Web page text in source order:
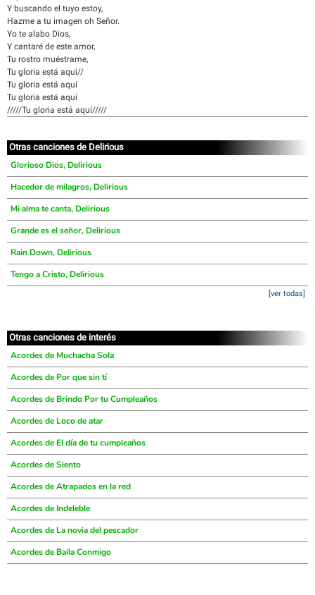
Y buscando el tuyo estoy,
Hazme a tu imagen oh Señor.
Yo te alabo Dios,
Y cantaré de este amor,
Tu rostro muéstrame,
Tu gloria está aquí//
Tu gloria está aquí
Tu gloria está aquí
/////Tu gloria está aquí/////
Otras canciones de Delirious
Glorioso Dios, Delirious
Hacedor de milagros, Delirious
Mi alma te canta, Delirious
Grande es el señor, Delirious
Rain Down, Delirious
Tengo a Cristo, Delirious
[ver todas]
Otras canciones de interés
Acordes de Muchacha Sola
Acordes de Por que sin tí
Acordes de Brindo Por tu Cumpleaños
Acordes de Loco de atar
Acordes de El día de tu cumpleaños
Acordes de Siento
Acordes de Atrapados en la red
Acordes de Indeleble
Acordes de La novia del pescador
Acordes de Baila Conmigo